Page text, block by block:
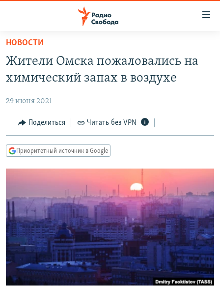
упрощенного
доступа
основному
Вернутся
главной
навигации
Вернутся
поиску
ЦИТАТЫ СВОБОДЫ
МНЕНИЯ
IDEL.РЕАЛИИ
СИБИРЬ.РЕАЛИИ
РАСПИСАНИЕ ВЕЩАНИЯ
ПОДПИШИТЕСЬ НА РАССЫЛКУ
СОЦИАЛЬНЫЕ СЕТИ
НОВОСТИ
Жители Омска пожаловались на
химический запах в воздухе
29 июня 2021
Поделиться Читать без VPN
Приоритетный источник в Google